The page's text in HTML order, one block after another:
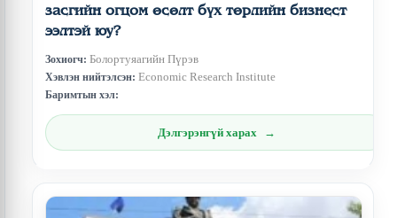
засгийн огцом өсөлт бүх төрлийн бизнест
ээлтэй юу?
Зохиогч: Болортуяагийн Пүрэв
Хэвлэн нийтэлсэн: Economic Research Institute
Баримтын хэл:
Дэлгэрэнгүй харах